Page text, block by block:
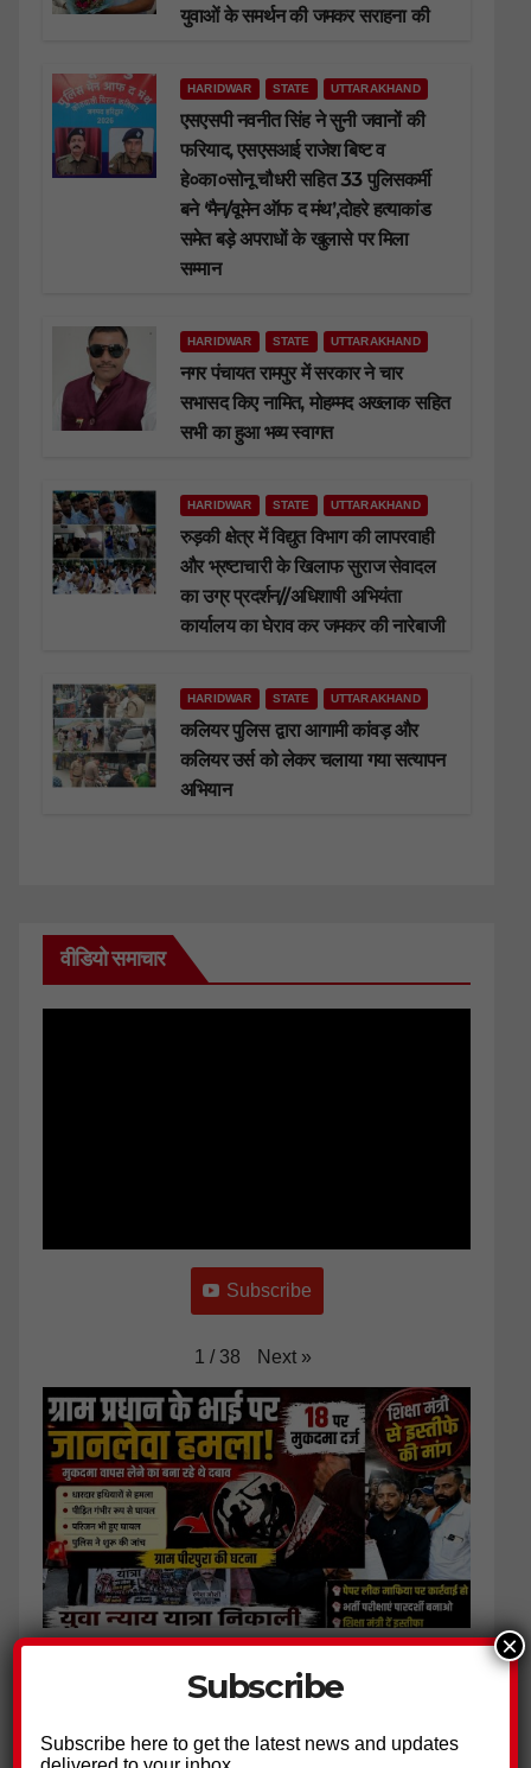
युवाओं के समर्थन की जमकर सराहना की
HARIDWAR STATE UTTARAKHAND
एसएसपी नवनीत सिंह ने सुनी जवानों की
फरियाद, एसएसआई राजेश बिष्ट व
हे०का०सोनू चौधरी सहित 33 पुलिसकर्मी
बने ‘मैन/वूमेन ऑफ द मंथ’,दोहरे हत्याकांड
समेत बड़े अपराधों के खुलासे पर मिला
सम्मान
HARIDWAR STATE UTTARAKHAND
नगर पंचायत रामपुर में सरकार ने चार
सभासद किए नामित, मोहम्मद अख्लाक सहित
सभी का हुआ भव्य स्वागत
HARIDWAR STATE UTTARAKHAND
रुड़की क्षेत्र में विद्युत विभाग की लापरवाही
और भ्रष्टाचारी के खिलाफ सुराज सेवादल
का उग्र प्रदर्शन//अधिशाषी अभियंता
कार्यालय का घेराव कर जमकर की नारेबाजी
HARIDWAR STATE UTTARAKHAND
कलियर पुलिस द्वारा आगामी कांवड़ और
कलियर उर्स को लेकर चलाया गया सत्यापन
अभियान
वीडियो समाचार
Subscribe
1 / 38 Next »
ग्राम प्रधान के भाई पर हमला, 18 नामजद आरोपियों पर मुकदमा दर्ज
Subscribe
Subscribe here to get the latest news and updates
×